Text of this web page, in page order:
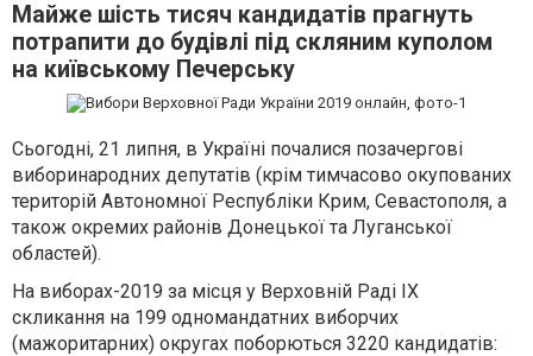
Майже шість тисяч кандидатів прагнуть
потрапити до будівлі під скляним куполом
на київському Печерську
Сьогодні, 21 липня, в Україні почалися позачергові
виборинародних депутатів (крім тимчасово окупованих
територій Автономної Республіки Крим, Севастополя, а
також окремих районів Донецької та Луганської
областей).
На виборах-2019 за місця у Верховній Раді IX
скликання на 199 одномандатних виборчих
(мажоритарних) округах поборються 3220 кандидатів: